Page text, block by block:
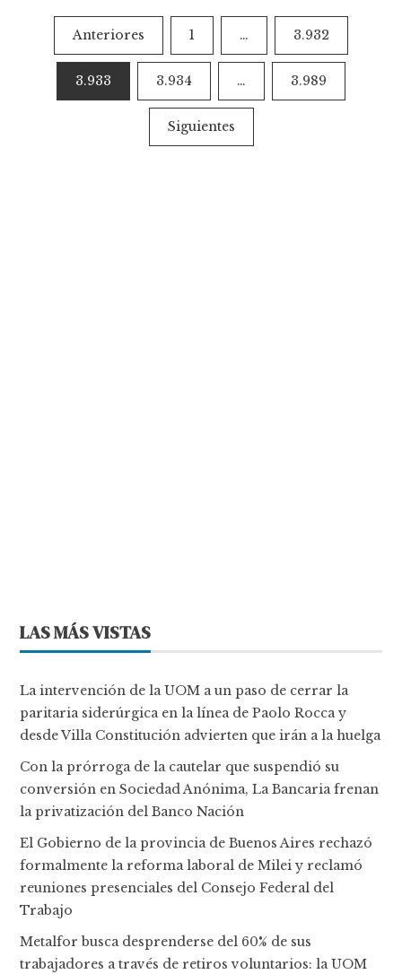
Paginación
entradas
Anteriores 1 … 3.932
3.933 3.934 … 3.989
Siguientes
LAS MÁS VISTAS
La intervención de la UOM a un paso de cerrar la
paritaria siderúrgica en la línea de Paolo Rocca y
desde Villa Constitución advierten que irán a la huelga
Con la prórroga de la cautelar que suspendió su
conversión en Sociedad Anónima, La Bancaria frenan
la privatización del Banco Nación
El Gobierno de la provincia de Buenos Aires rechazó
formalmente la reforma laboral de Milei y reclamó
reuniones presenciales del Consejo Federal del
Trabajo
Metalfor busca desprenderse del 60% de sus
trabajadores a través de retiros voluntarios: la UOM